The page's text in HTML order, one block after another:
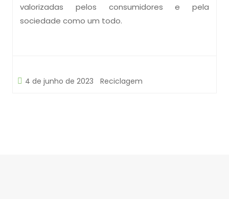
valorizadas pelos consumidores e pela
sociedade como um todo.
4 de junho de 2023 Reciclagem